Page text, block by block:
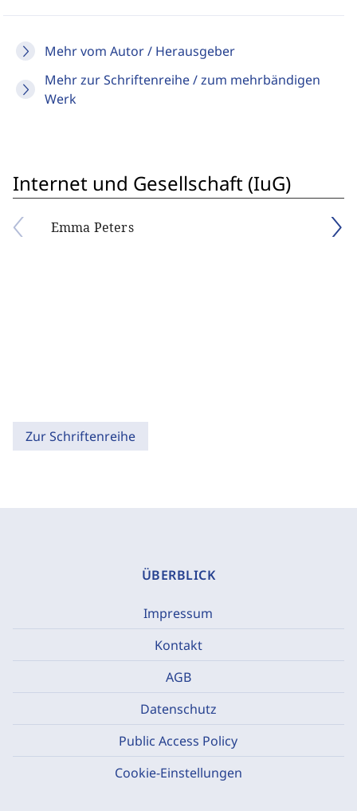
Mehr vom Autor / Herausgeber
Mehr zur Schriftenreihe / zum mehrbändigen
Werk
Internet und Gesellschaft (IuG)
Emma Peters
Zur Schriftenreihe
ÜBERBLICK
Impressum
Kontakt
AGB
Datenschutz
Public Access Policy
Cookie-Einstellungen